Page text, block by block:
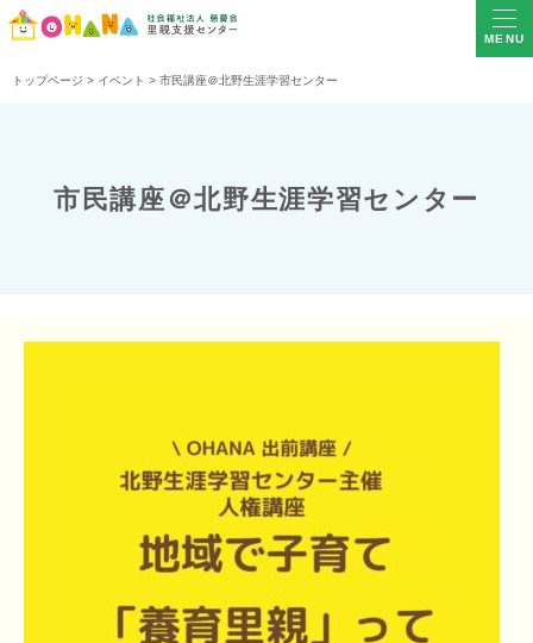
MENU
トップページ > イベント > 市民講座＠北野生涯学習センター
市民講座＠北野生涯学習センター